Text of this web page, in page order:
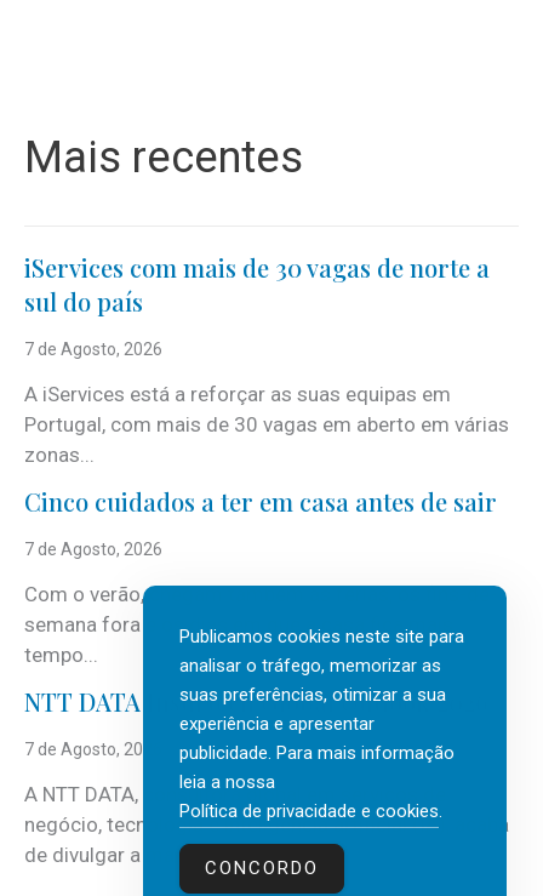
Mais recentes
iServices com mais de 30 vagas de norte a
sul do país
7 de Agosto, 2026
A iServices está a reforçar as suas equipas em
Portugal, com mais de 30 vagas em aberto em várias
zonas...
Cinco cuidados a ter em casa antes de sair
7 de Agosto, 2026
Com o verão, chegam também as férias, os fins-de-
semana fora e os dias em que a casa fica mais
tempo...
NTT DATA Insurtech Global Outlook 2026
7 de Agosto, 2026
A NTT DATA, consultora global em serviços de
negócio, tecnologia e inteligência artificial (IA), acaba
de divulgar a mais recente...
Publicamos cookies neste site para
analisar o tráfego, memorizar as
suas preferências, otimizar a sua
experiência e apresentar
publicidade. Para mais informação
leia a nossa
Política de privacidade e cookies.
CONCORDO